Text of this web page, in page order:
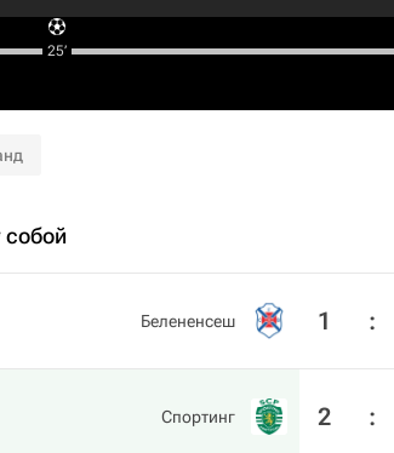
25‎’‎
Белененсеш 1 :
Спортинг 2 :